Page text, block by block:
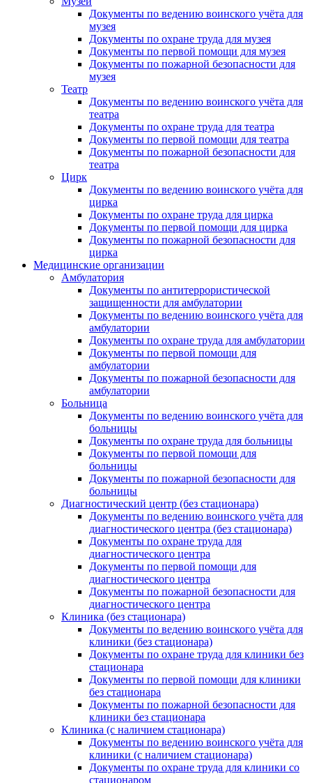
Документы по ведению воинского учёта для
музея
Документы по охране труда для музея
Документы по первой помощи для музея
Документы по пожарной безопасности для
музея
Театр
Документы по ведению воинского учёта для
театра
Документы по охране труда для театра
Документы по первой помощи для театра
Документы по пожарной безопасности для
театра
Цирк
Документы по ведению воинского учёта для
цирка
Документы по охране труда для цирка
Документы по первой помощи для цирка
Документы по пожарной безопасности для
цирка
Медицинские организации
Амбулатория
Документы по антитеррористической
защищенности для амбулатории
Документы по ведению воинского учёта для
амбулатории
Документы по охране труда для амбулатории
Документы по первой помощи для
амбулатории
Документы по пожарной безопасности для
амбулатории
Больница
Документы по ведению воинского учёта для
больницы
Документы по охране труда для больницы
Документы по первой помощи для
больницы
Документы по пожарной безопасности для
больницы
Диагностический центр (без стационара)
Документы по ведению воинского учёта для
диагностического центра (без стационара)
Документы по охране труда для
диагностического центра
Документы по первой помощи для
диагностического центра
Документы по пожарной безопасности для
диагностического центра
Клиника (без стационара)
Документы по ведению воинского учёта для
клиники (без стационара)
Документы по охране труда для клиники без
стационара
Документы по первой помощи для клиники
без стационара
Документы по пожарной безопасности для
клиники без стационара
Клиника (с наличием стационара)
Документы по ведению воинского учёта для
клиники (с наличием стационара)
Документы по охране труда для клиники со
стационаром